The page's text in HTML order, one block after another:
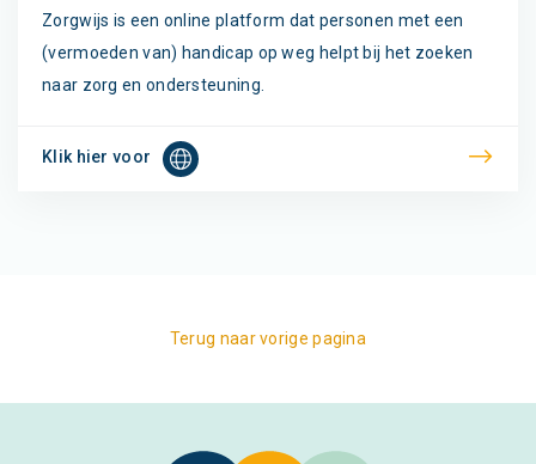
Zorgwijs is een online platform dat personen met een
(vermoeden van) handicap op weg helpt bij het zoeken
naar zorg en ondersteuning.
Klik hier voor
Terug naar vorige pagina